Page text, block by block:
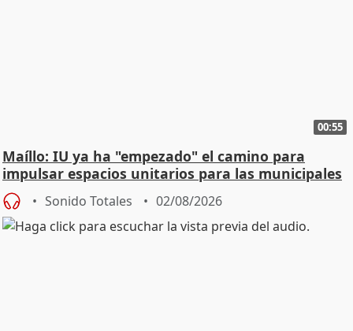
00:55
Maíllo: IU ya ha "empezado" el camino para
impulsar espacios unitarios para las municipales
Sonido Totales 02/08/2026